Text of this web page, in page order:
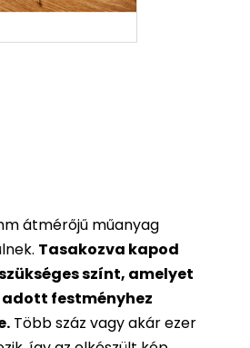
átmérőjű műanyag
Tasakozva kapod
színt, amelyet
festményhez
Több száz vagy akár ezer